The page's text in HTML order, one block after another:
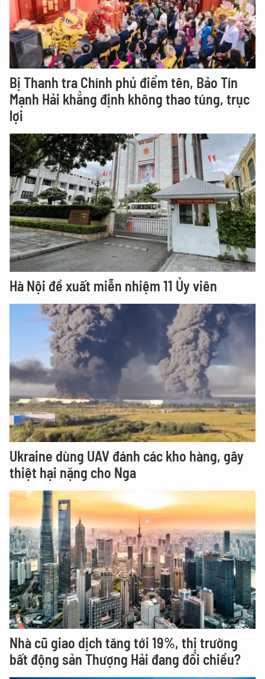
Bị Thanh tra Chính phủ điểm tên, Bảo Tín
Mạnh Hải khẳng định không thao túng, trục
lợi
Hà Nội đề xuất miễn nhiệm 11 Ủy viên
Ukraine dùng UAV đánh các kho hàng, gây
thiệt hại nặng cho Nga
Nhà cũ giao dịch tăng tới 19%, thị trường
bất động sản Thượng Hải đang đổi chiều?